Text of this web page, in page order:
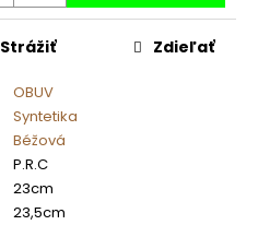
OBUV
Syntetika
Béžová
P.R.C
23cm
23,5cm
Strážiť Zdieľať